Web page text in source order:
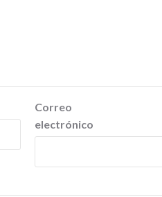
Correo
electrónico